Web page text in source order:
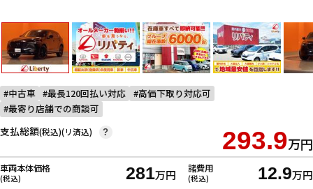
中古車 最長120回払い対応
高価下取り対応可
最寄り店舗での商談可
支払総額(税込)(リ済込) 293.9万円
?
車両本体価格
(税込) 281万円 諸費用
(税込) 12.9万円